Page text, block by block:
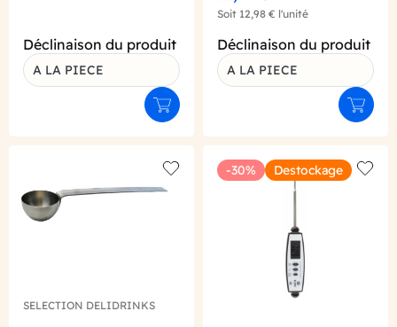
Déclinaison du produit
A LA PIECE
Ajouter au panier
Soit 12,98 € l'unité
Déclinaison du produit
A LA PIECE
Add to wishlist
SELECTION DELIDRINKS
-30% Destockage